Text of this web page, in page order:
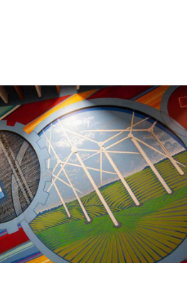
e le rinnovabili